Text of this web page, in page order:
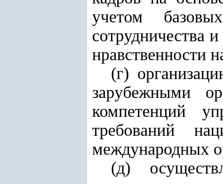
учетом
сотрудничества
нравственности
(г)
зарубежными
компетенций
требований
международных
(д)